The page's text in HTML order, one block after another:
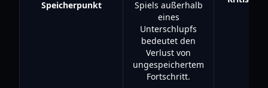
Speicherpunkt
Spiels außerhalb
eines
Unterschlupfs
bedeutet den
Verlust von
ungespeichertem
Fortschritt.